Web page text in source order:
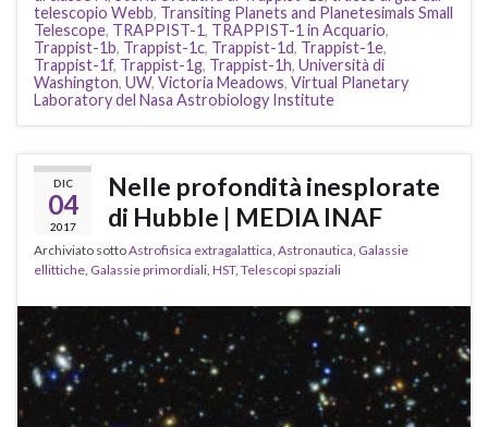
telescopio Webb, Transiting Planets and Planetesimals Small
Telescope, TRAPPIST-1, TRAPPIST-1 in Acquario,
Trappist-1b, Trappist-1c, Trappist-1d, Trappist-1e,
Trappist-1f, Trappist-1g, Trappist-1h, Università di
Washington, UW, Victoria Meadows, Virtual Planetary
Laboratory del Nasa Astrobiology Institute
DIC
04
2017
Nelle profondità inesplorate
di Hubble | MEDIA INAF
Archiviato sottoAstrofisica extragalattica, Astronautica, Galassie
ellittiche, Galassie primordiali, HST, Telescopi spaziali